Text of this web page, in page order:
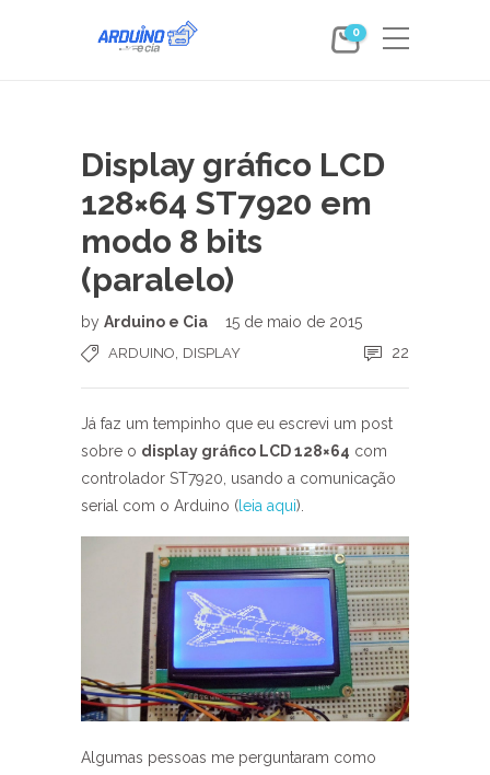
0
Display gráfico LCD
128×64 ST7920 em
modo 8 bits
(paralelo)
by Arduino e Cia 15 de maio de 2015
ARDUINO DISPLAY 22
Já faz um tempinho que eu escrevi um post
sobre o display gráfico LCD 128×64 com
controlador ST7920, usando a comunicação
serial com o Arduino ( leia aqui).
Algumas pessoas me perguntaram como